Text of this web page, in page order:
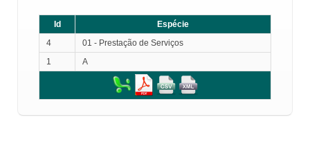
Id
Espécie
4
01 - Prestação de Serviços
1
A